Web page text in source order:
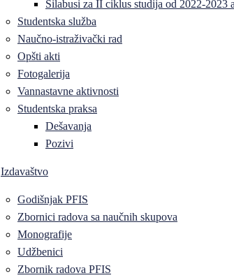
Silabusi za II ciklus studija od 2022-2023
Studentska služba
Naučno-istraživački rad
Opšti akti
Fotogalerija
Vannastavne aktivnosti
Studentska praksa
Dešavanja
Pozivi
Izdavaštvo
Godišnjak PFIS
Zbornici radova sa naučnih skupova
Monografije
Udžbenici
Zbornik radova PFIS